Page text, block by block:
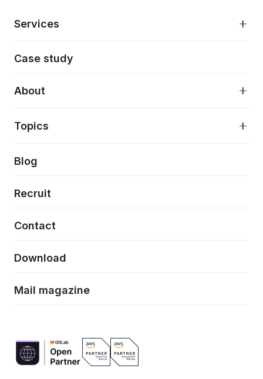
Services
AI駆動開発支援
モダナイゼーション
特徴量エンジニアリングと生成AI
デジタルプロダクトデザイン
デザインシステム構築支援
フロントエンド開発
Case study
About
About
当社が目指しているもの
Topics
Press release
News
Event/Seminer
Blog
Recruit
Contact
Download
Mail magazine